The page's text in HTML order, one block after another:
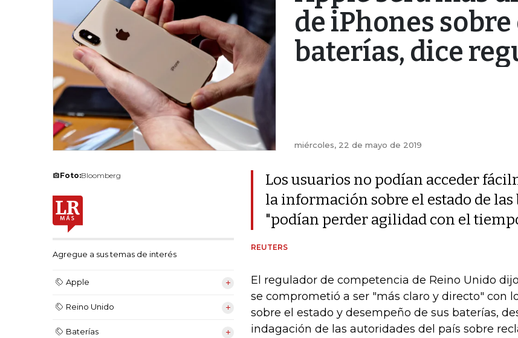
de iPhones
baterías, dice
miércoles, 22 de mayo de 2019
Foto:Bloomberg
Agregue a sus temas de interés
Apple
Reino Unido
Baterías
Los usuarios no podían acceder
la información sobre el estado de
"podían perder agilidad con el
REUTERS
El regulador de competencia de Reino Unido
se comprometió a ser "más claro y directo" con
sobre el estado y desempeño de sus baterías,
indagación de las autoridades del país sobre